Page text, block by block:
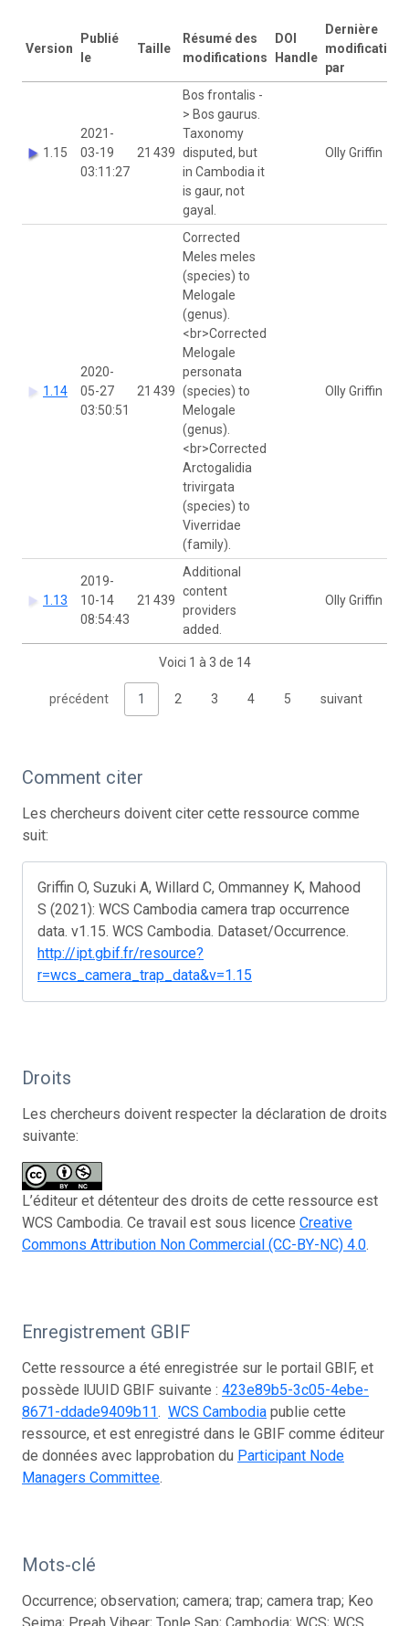
Version
Publié
le
Taille
Résumé des
modifications
DOI
Handle
Dernière
modification
par
1.15
2021-
03-19
03:11:27
21 439
Bos frontalis -
> Bos gaurus.
Taxonomy
disputed, but
in Cambodia it
is gaur, not
gayal.
Olly Griffin
1.14
2020-
05-27
03:50:51
21 439
Corrected
Meles meles
(species) to
Melogale
(genus).
<br>Corrected
Melogale
personata
(species) to
Melogale
(genus).
<br>Corrected
Arctogalidia
trivirgata
(species) to
Viverridae
(family).
Olly Griffin
1.13
2019-
10-14
08:54:43
21 439
Additional
content
providers
added.
Olly Griffin
Voici 1 à 3 de 14
précédent 1 2 3 4 5 suivant
Comment citer
Les chercheurs doivent citer cette ressource comme
suit:
Griffin O, Suzuki A, Willard C, Ommanney K, Mahood
S (2021): WCS Cambodia camera trap occurrence
data. v1.15. WCS Cambodia. Dataset/Occurrence.
http://ipt.gbif.fr/resource?
r=wcs_camera_trap_data&v=1.15
Droits
Les chercheurs doivent respecter la déclaration de droits
suivante:
L’éditeur et détenteur des droits de cette ressource est
WCS Cambodia. Ce travail est sous licence Creative
Commons Attribution Non Commercial (CC-BY-NC) 4.0.
Enregistrement GBIF
Cette ressource a été enregistrée sur le portail GBIF, et
possède lUUID GBIF suivante : 423e89b5-3c05-4ebe-
8671-ddade9409b11. WCS Cambodia publie cette
ressource, et est enregistré dans le GBIF comme éditeur
de données avec lapprobation du Participant Node
Managers Committee.
Mots-clé
Occurrence; observation; camera; trap; camera trap; Keo